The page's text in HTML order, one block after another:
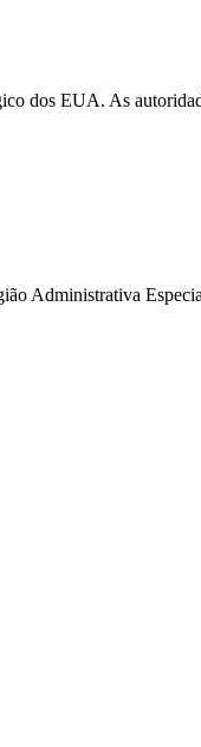
dos EUA. As
Administrativa